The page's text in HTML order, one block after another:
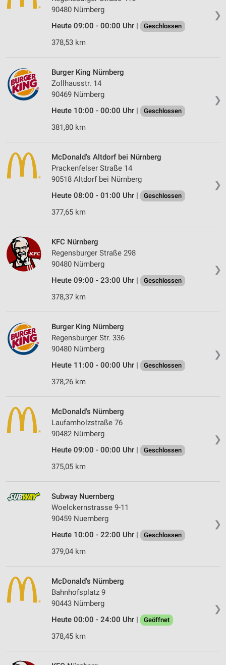
❯
90480 Nürnberg
Heute 09:00 - 00:00 Uhr |
Geschlossen
378,53 km
❯
Burger King Nürnberg
Zollhausstr. 14
90469 Nürnberg
Heute 10:00 - 00:00 Uhr |
Geschlossen
381,80 km
❯
McDonald's Altdorf bei Nürnberg
Prackenfelser Straße 14
90518 Altdorf bei Nürnberg
Heute 08:00 - 01:00 Uhr |
Geschlossen
377,65 km
❯
KFC Nürnberg
Regensburger Straße 298
90480 Nürnberg
Heute 09:00 - 23:00 Uhr |
Geschlossen
378,37 km
❯
Burger King Nürnberg
Regensburger Str. 336
90480 Nürnberg
Heute 11:00 - 00:00 Uhr |
Geschlossen
378,26 km
❯
McDonald's Nürnberg
Laufamholzstraße 76
90482 Nürnberg
Heute 09:00 - 00:00 Uhr |
Geschlossen
375,05 km
❯
Subway Nuernberg
Woelckernstrasse 9-11
90459 Nuernberg
Heute 10:00 - 22:00 Uhr |
Geschlossen
379,04 km
❯
McDonald's Nürnberg
Bahnhofsplatz 9
90443 Nürnberg
Heute 00:00 - 24:00 Uhr |
Geöffnet
378,45 km